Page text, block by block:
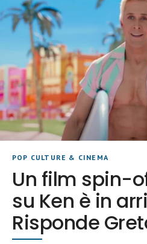
POP CULTURE & CINEMA
Un film spin-
su Ken è in
Risponde